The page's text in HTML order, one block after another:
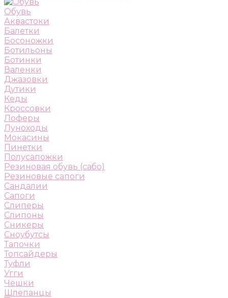
Обувь
Аквастоки
Балетки
Босоножки
Ботильоны
Ботинки
Валенки
Джазовки
Дутики
Кеды
Кроссовки
Лоферы
Луноходы
Мокасины
Пинетки
Полусапожки
Резиновая обувь (сабо)
Резиновые сапоги
Сандалии
Сапоги
Слиперы
Слипоны
Сникеры
Сноубутсы
Тапочки
Топсайдеры
Туфли
Угги
Чешки
Шлепанцы